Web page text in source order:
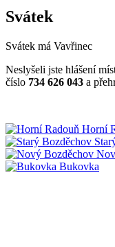
Svátek
Svátek má Vavřinec
Neslyšeli jste hlášení
číslo 734 626 043 a
Horní
Bukovka